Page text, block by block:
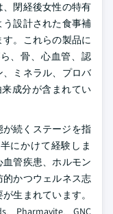
閉経後女性の特有
設計された食事補
。これらの製品に
、骨、心血管、認
ミネラル、プロバ
成分が含まれてい
続くステージを指
にかけて経験しま
管疾患、ホルモン
かつウェルネス志
生まれています。
Pharmavite、GNC